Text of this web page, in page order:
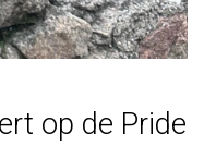
op de Pride